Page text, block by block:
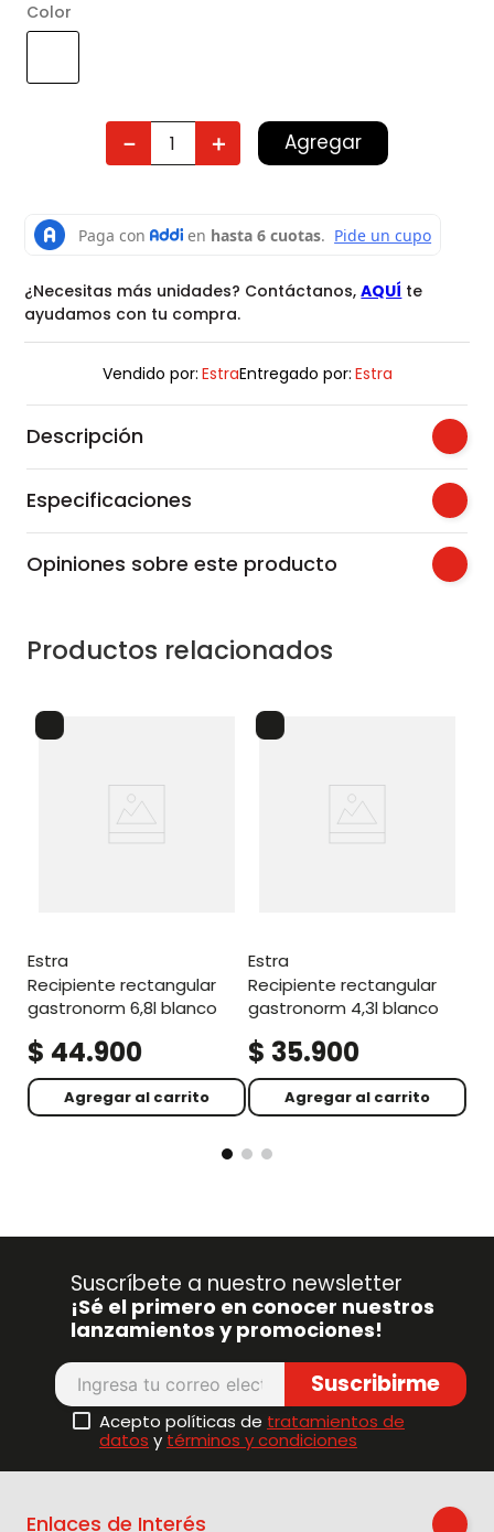
Color
＋
－ Agregar
¿Necesitas más unidades? Contáctanos,AQUÍ te
ayudamos con tu compra.
Vendido por: EstraEntregado por: Estra
Descripción
Especificaciones
Opiniones sobre este producto
Productos relacionados
estra
recipiente rectangular
gastronorm 6,8l blanco
$ 44.900
Agregar al carrito
estra
recipiente rectangular
gastronorm 4,3l blanco
$ 35.900
Agregar al carrito
Suscríbete a nuestro newsletter
¡Sé el primero en conocer nuestros
lanzamientos y promociones!
Suscribirme
Acepto políticas de tratamientos de
datos y términos y condiciones
Enlaces de Interés